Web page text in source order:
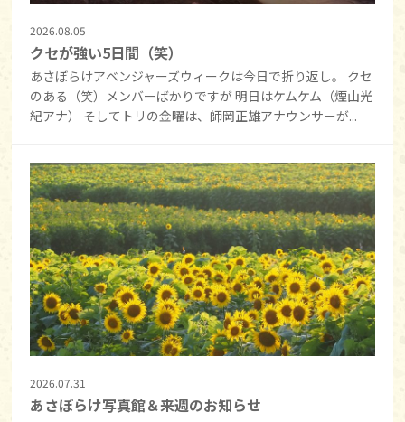
2026.08.05
クセが強い5日間（笑）
あさぼらけアベンジャーズウィークは今日で折り返し。 クセ
のある（笑）メンバーばかりですが 明日はケムケム（煙山光
紀アナ） そしてトリの金曜は、師岡正雄アナウンサーが...
2026.07.31
あさぼらけ写真館＆来週のお知らせ